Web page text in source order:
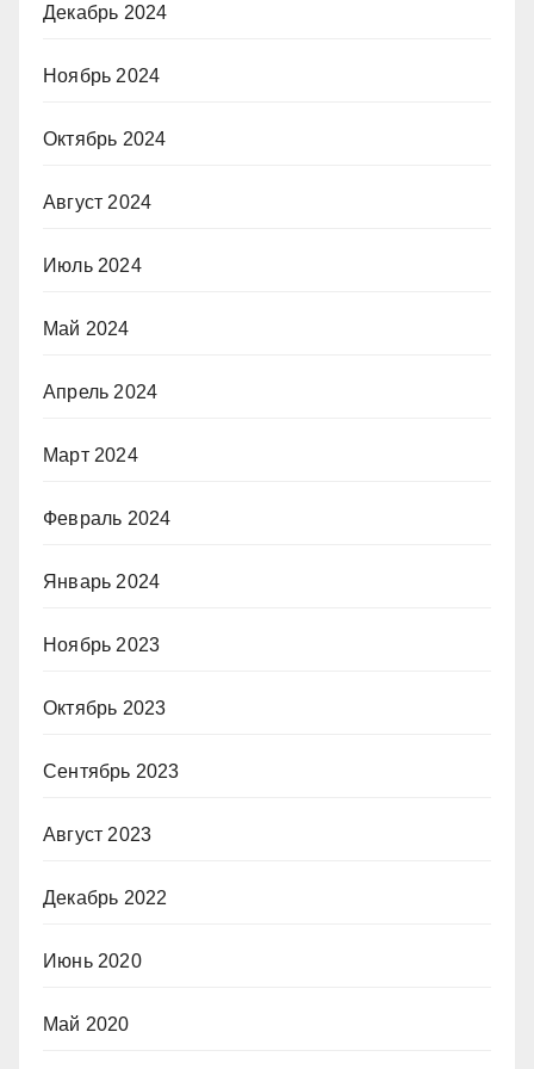
Декабрь 2024
Ноябрь 2024
Октябрь 2024
Август 2024
Июль 2024
Май 2024
Апрель 2024
Март 2024
Февраль 2024
Январь 2024
Ноябрь 2023
Октябрь 2023
Сентябрь 2023
Август 2023
Декабрь 2022
Июнь 2020
Май 2020